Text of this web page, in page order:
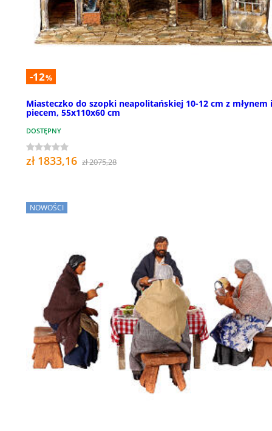
-12%
Miasteczko do szopki neapolitańskiej 10-12 cm z młynem i
piecem, 55x110x60 cm
DOSTĘPNY
zł 1833,16 zł 2075,28
NOWOŚCI